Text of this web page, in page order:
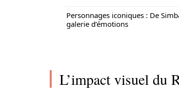
Personnages iconiques : De
galerie d’émotions
L’impact visuel du